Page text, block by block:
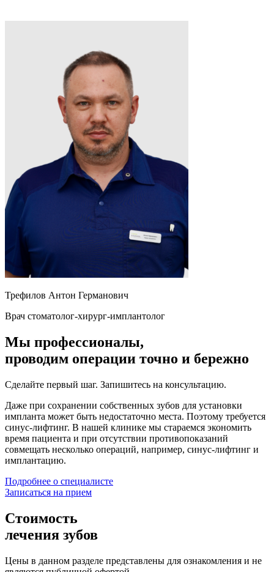
Трефилов Антон Германович
Врач стоматолог-хирург-имплантолог
Мы профессионалы,
проводим операции точно и бережно
Сделайте первый шаг. Запишитесь на консультацию.
Даже при сохранении собственных зубов для установки
импланта может быть недостаточно места. Поэтому требуется
синус-лифтинг. В нашей клинике мы стараемся экономить
время пациента и при отсутствии противопоказаний
совмещать несколько операций, например, синус-лифтинг и
имплантацию.
Подробнее о специалисте
Записаться на прием
Стоимость
лечения зубов
Цены в данном разделе представлены для ознакомления и не